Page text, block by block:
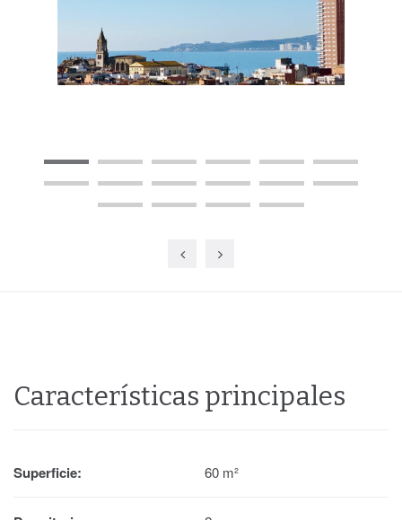
Características principales
Superficie: 60 m²